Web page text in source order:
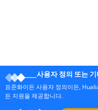
사용자 정의 또는
표준화이든 사용자 정의이든,
든 지원을 제공합니다.